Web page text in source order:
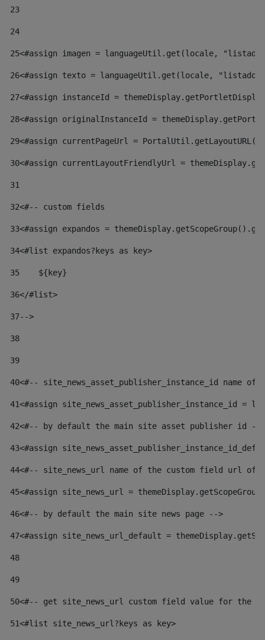
23
24
25<#assign imagen = languageUtil.get(locale,
26<#assign texto = languageUtil.get(locale,
27<#assign instanceId =
28<#assign originalInstanceId =
29<#assign currentPageUrl =
30<#assign currentLayoutFriendlyUrl =
31
32<#-- custom fields
33<#assign expandos =
34<#list expandos?keys as key>
35
    ${key}
36</#list>
37-->
38
39
40<#-- site_news_asset_publisher_instance_id
41<#assign site_news_asset_publisher_instance_id =
42<#-- by default the main site asset publisher id
43<#assign
44<#-- site_news_url name of the custom field url
45<#assign site_news_url =
46<#-- by default the main site news page -->
47<#assign site_news_url_default =
48
49
50<#-- get site_news_url custom field value for the
51<#list site_news_url?keys as key>